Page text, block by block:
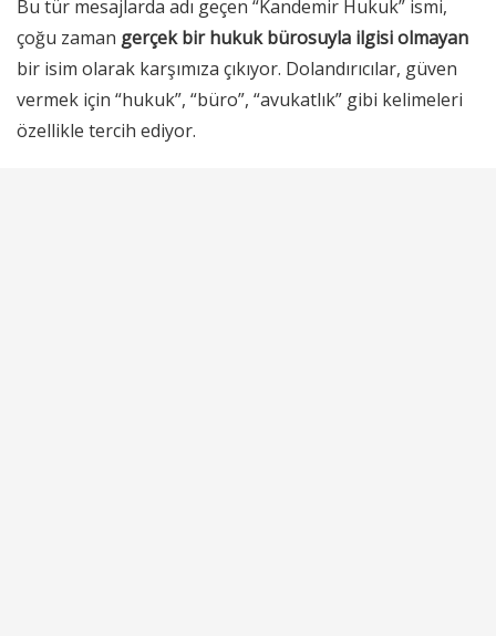
Bu tür mesajlarda adı geçen “Kandemir Hukuk” ismi,
çoğu zaman gerçek bir hukuk bürosuyla ilgisi olmayan
bir isim olarak karşımıza çıkıyor. Dolandırıcılar, güven
vermek için “hukuk”, “büro”, “avukatlık” gibi kelimeleri
özellikle tercih ediyor.